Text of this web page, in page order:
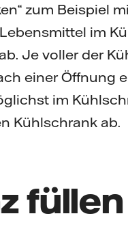
zum Beispiel
im
Je voller der
einer Öffnung
im
Kühlschrank ab.
füllen